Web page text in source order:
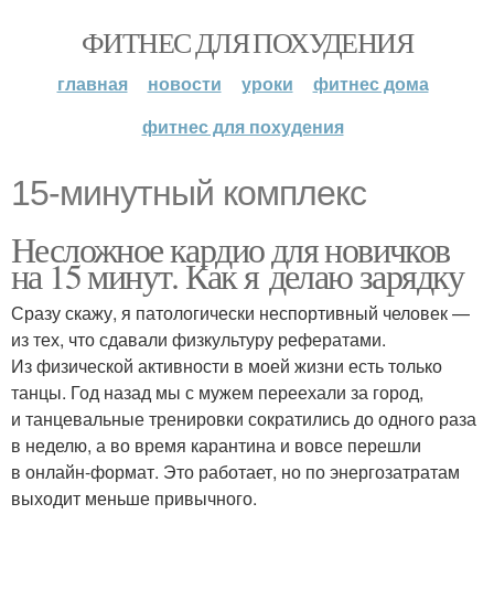
ФИТНЕС ДЛЯ ПОХУДЕНИЯ
главная новости уроки
фитнес дома
фитнес для похудения
15-минутный комплекс
Несложное кардио для новичков
на 15 минут. Как я делаю зарядку
Сразу скажу, я патологически неспортивный человек —
из тех, что сдавали физкультуру рефератами.
Из физической активности в моей жизни есть только
танцы. Год назад мы с мужем переехали за город,
и танцевальные тренировки сократились до одного раза
в неделю, а во время карантина и вовсе перешли
в онлайн-формат. Это работает, но по энергозатратам
выходит меньше привычного.